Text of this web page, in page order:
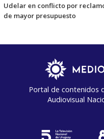
Udelar en conflicto por
de mayor presupuesto
Portal de contenidos
Audiovisual